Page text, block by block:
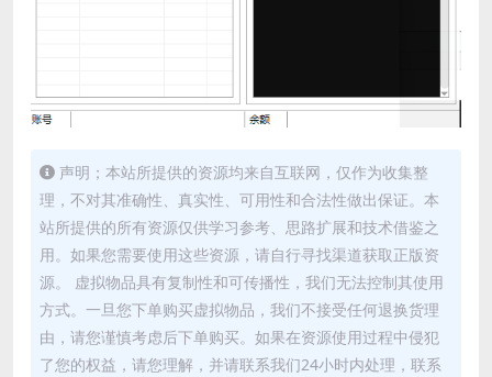
声明；本站所提供的资源均来自互联网，仅作为收集整
理，不对其准确性、真实性、可用性和合法性做出保证。本
站所提供的所有资源仅供学习参考、思路扩展和技术借鉴之
用。如果您需要使用这些资源，请自行寻找渠道获取正版资
源。 虚拟物品具有复制性和可传播性，我们无法控制其使用
方式。一旦您下单购买虚拟物品，我们不接受任何退换货理
由，请您谨慎考虑后下单购买。如果在资源使用过程中侵犯
了您的权益，请您理解，并请联系我们24小时内处理，联系